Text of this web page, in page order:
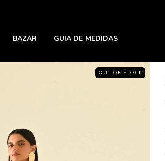
BAZAR GUIA DE MEDIDAS
OUT OF STOCK